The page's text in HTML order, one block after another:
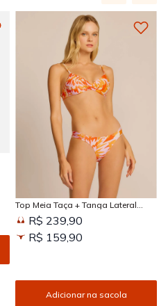
Top Meia Taça + Tanga Lateral
Larga Estampada Sun Kissed
R$ 239,90
R$ 159,90
Adicionar na sacola